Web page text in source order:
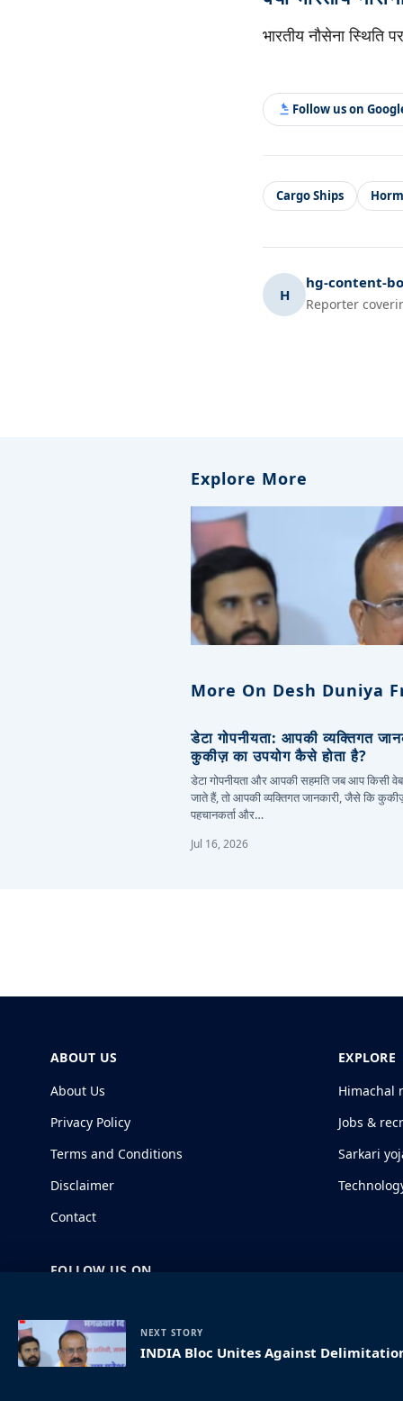
भारतीय नौसेना स्थिति
Follow us on
Cargo Ships
H
hg-content-
Reporter
Explore More
More On Desh Duniya
डेटा गोपनीयता: आपकी व्यक्तिगत
कुकीज़ का उपयोग कैसे होता है?
डेटा गोपनीयता और आपकी सहमति जब आप किसी
जाते हैं, तो आपकी व्यक्तिगत जानकारी, जैसे कि
पहचानकर्ता और…
Jul 16, 2026
NEXT STORY
INDIA Bloc Unites Against
ABOUT US
About Us
Privacy Policy
Terms and Conditions
Disclaimer
Contact
EXPLORE
Himachal
Jobs &
Sarkari
FOLLOW US ON
© 2026 HimachalGovt.com | Privacy Policy | About Us |